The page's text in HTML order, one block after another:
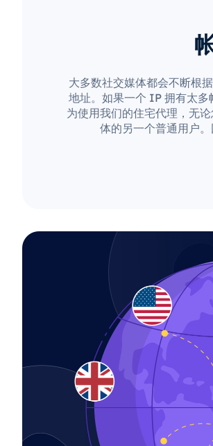
大多数社交媒体都会不断根
地址。如果一个 IP 拥有太
为使用我们的住宅代理，无
体的另一个普通用户。